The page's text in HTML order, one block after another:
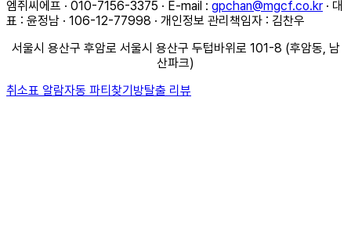
엠쥐씨에프 · 010-7156-3375 · E-mail : gpchan@mgcf.co.kr · 대
표 : 윤정남 · 106-12-77998 · 개인정보 관리책임자 : 김찬우
서울시 용산구 후암로 서울시 용산구 두텁바위로 101-8 (후암동, 남
산파크)
취소표 알람자동 파티찾기 방탈출 리뷰